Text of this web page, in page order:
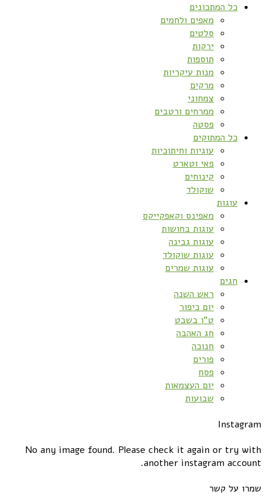
כל המתכונים
מאפים ולחמים
סלטים
ירקות
תוספות
מנות עיקריות
מרקים
צמחוני
ממרחים ורטבים
פסטה
כל המתוקים
עוגיות וחיתוכיות
פאי וטארט
קינוחים
שוקולד
עוגות
מאפינס וקאפקייקס
עוגות בחושות
עוגות גבינה
עוגות שוקולד
עוגות שמרים
חגים
ראש השנה
יום כיפור
ט”ו בשבט
חג האהבה
חנוכה
פורים
פסח
יום העצמאות
שבועות
Instagram
No any image found. Please check it again or try with
another instagram account.
שמרו על קשר